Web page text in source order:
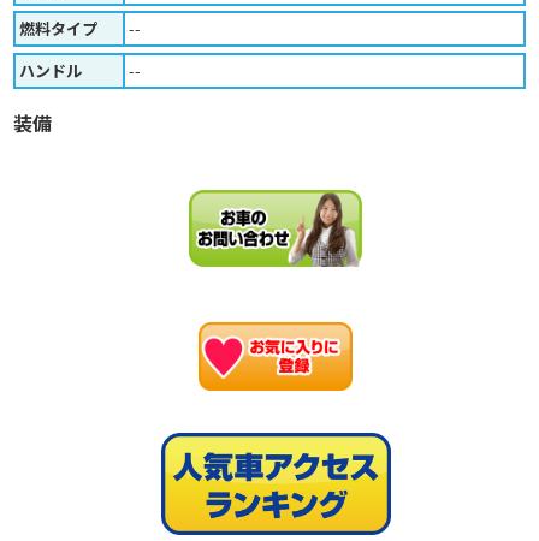
燃料タイプ
--
ハンドル
--
装備